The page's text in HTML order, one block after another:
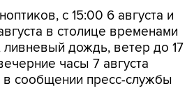
с 15:00 6 августа и
в столице временами
дождь, ветер до 17
часы 7 августа
в сообщении пресс-службы